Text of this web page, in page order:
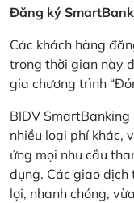
Đăng ký
Các khách hàng
trong thời gian này
gia chương trình
BIDV
nhiều loại phí khác,
ứng mọi nhu cầu
dụng. Các giao
lợi, nhanh chóng,